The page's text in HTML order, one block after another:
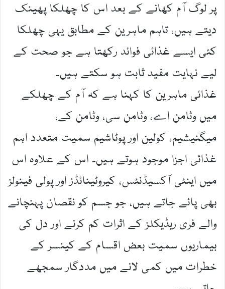
پر لوگ آم کھانے کے بعد اس کا چھلکا پھینک
دیتے ہیں، تاہم ماہرین کے مطابق یہی چھلکا
کئی ایسے غذائی فوائد رکھتا ہے جو صحت کے
لیے نہایت مفید ثابت ہو سکتے ہیں۔
غذائی ماہرین کا کہنا ہے کہ آم کے چھلکے
میں وٹامن اے، وٹامن سی، وٹامن کے،
میگنیشیم، کولین اور پوٹاشیم سمیت متعدد اہم
غذائی اجزا موجود ہوتے ہیں۔ اس کے علاوہ اس
میں اینٹی آکسیڈنٹس، کیروٹینائڈز اور پولی فینولز
بھی پائے جاتے ہیں، جو جسم کو نقصان پہنچانے
والے فری ریڈیکلز کے اثرات کم کرنے اور دل کی
بیماریوں سمیت بعض اقسام کے کینسر کے
خطرات میں کمی لانے میں مددگار سمجھے